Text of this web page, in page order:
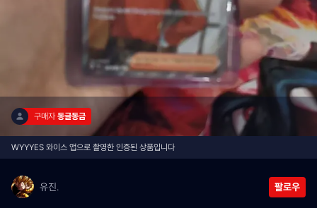
구매자 동글동금
WYYYES 와이스 앱으로 촬영한 인증된 상품입니다
유진. 팔로우